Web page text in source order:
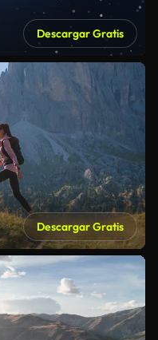
Descargar Gratis
Descargar Gratis